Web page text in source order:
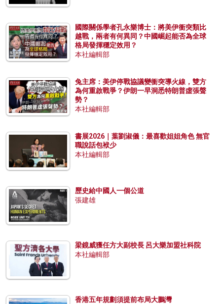
國際關係學者孔永樂博士：將美伊衝突類比
越戰，兩者有何異同？中國崛起能否為全球
格局發揮穩定效用？
本社編輯部
兔主席：美伊停戰協議變衝突導火線，雙方
為何重啟戰爭？伊朗一早洞悉特朗普虛張聲
勢？
本社編輯部
書展2026｜葉劉淑儀：最喜歡姐姐角色 無官
職說話包袱少
本社編輯部
歷史給中國人一個公道
張建雄
梁鏡威獲任方大副校長 呂大樂加盟社科院
本社編輯部
香港五年規劃須提前布局大鵬灣